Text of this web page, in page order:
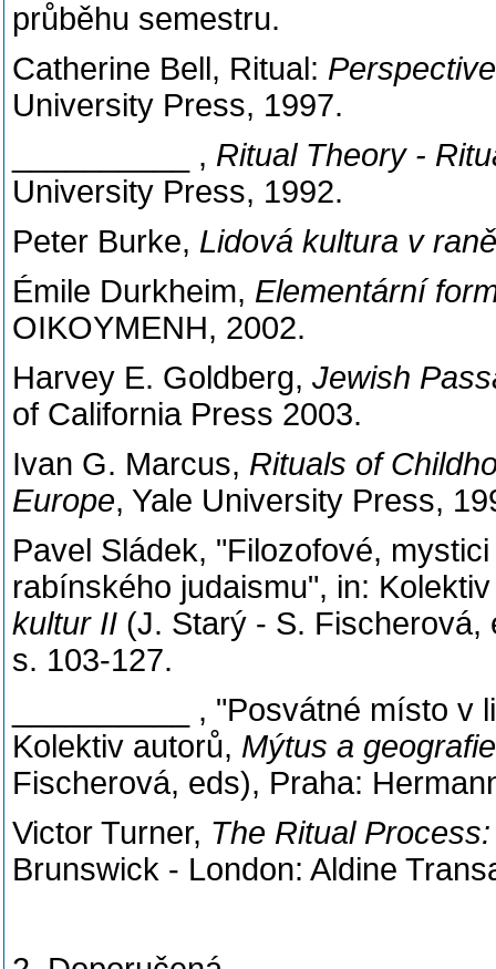
průběhu semestru.
Catherine Bell, Ritual:
University Press, 1997.
__________ , Ritual Theory -
University Press, 1992.
Peter Burke, Lidová kultura v
Émile Durkheim, Elementární
OIKOYMENH, 2002.
Harvey E. Goldberg, Jewish
of California Press 2003.
Ivan G. Marcus, Rituals of
Europe, Yale University Press,
Pavel Sládek, "Filozofové,
rabínského judaismu", in:
kultur II (J. Starý - S. Fischerová,
s. 103-127.
__________ , "Posvátné místo
Kolektiv autorů, Mýtus a
Fischerová, eds), Praha:
Victor Turner, The Ritual
Brunswick - London: Aldine